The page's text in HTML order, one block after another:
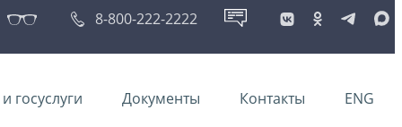
8-800-222-2222
госуслуги Документы Контакты ENG